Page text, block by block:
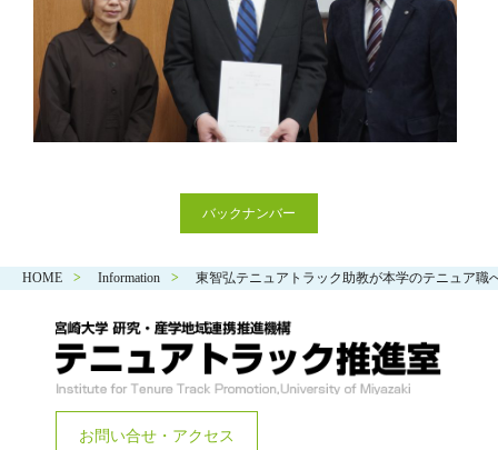
バックナンバー
HOME Information 東智弘テニュアトラック助教が本学のテニュア職
お問い合せ・アクセス